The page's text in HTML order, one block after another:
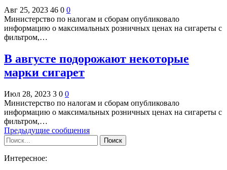
Авг 25, 2023 46 0 0
Министерство по налогам и сборам опубликовало
информацию о максимальных розничных ценах на сигареты с
фильтром,…
В августе подорожают некоторые
марки сигарет
Июл 28, 2023 3 0 0
Министерство по налогам и сборам опубликовало
информацию о максимальных розничных ценах на сигареты с
фильтром,…
Предыдущие сообщения
Интересное: